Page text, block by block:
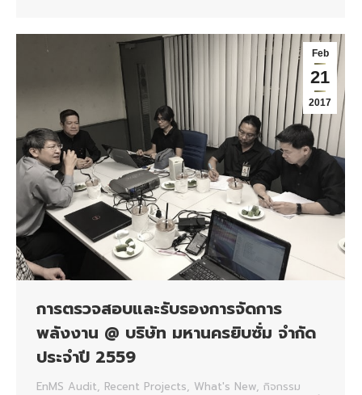
Feb
21
2017
การตรวจสอบและรับรองการจัดการ
พลังงาน @ บริษัท มหานครยิบซั่ม จำกัด
ประจำปี 2559
EnMS Audit, Recent Projects, What's New, กิจกรรม